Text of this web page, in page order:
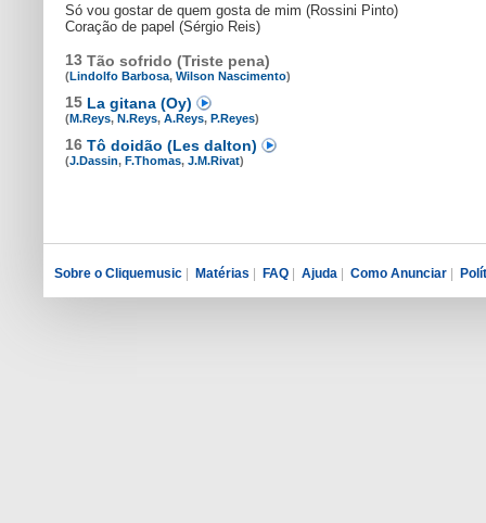
Só vou gostar de quem gosta de mim (Rossini Pinto)
Coração de papel (Sérgio Reis)
13 Tão sofrido (Triste pena)
(Lindolfo Barbosa, Wilson Nascimento)
15 La gitana (Oy)
(M.Reys, N.Reys, A.Reys, P.Reyes)
16 Tô doidão (Les dalton)
(J.Dassin, F.Thomas, J.M.Rivat)
Sobre o Cliquemusic Matérias FAQ Ajuda Como Anunciar